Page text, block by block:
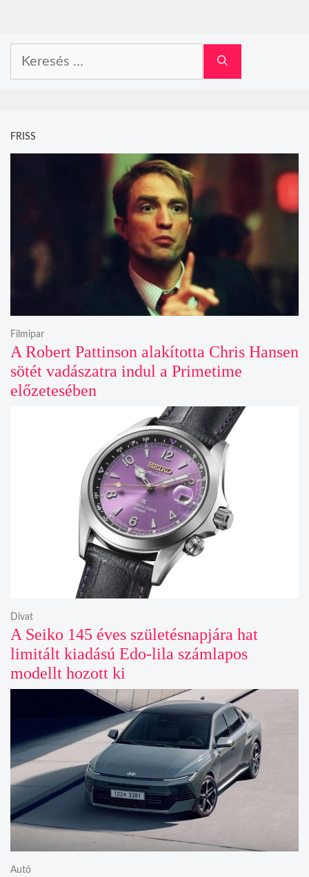
FRISS
A Robert Pattinson alakította Chris Hansen
sötét vadászatra indul a Primetime
előzetesében
Filmipar
A Seiko 145 éves születésnapjára hat
limitált kiadású Edo-lila számlapos
modellt hozott ki
Divat
Autó